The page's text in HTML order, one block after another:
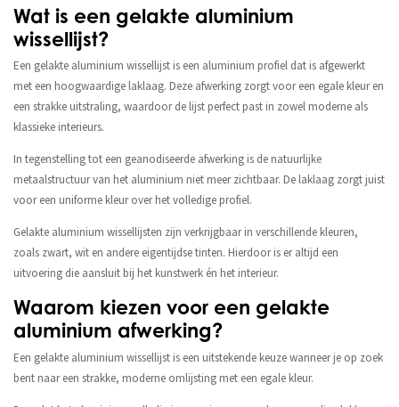
Wat is een gelakte aluminium
wissellijst?
Een gelakte aluminium wissellijst is een aluminium profiel dat is afgewerkt
met een hoogwaardige laklaag. Deze afwerking zorgt voor een egale kleur en
een strakke uitstraling, waardoor de lijst perfect past in zowel moderne als
klassieke interieurs.
In tegenstelling tot een geanodiseerde afwerking is de natuurlijke
metaalstructuur van het aluminium niet meer zichtbaar. De laklaag zorgt juist
voor een uniforme kleur over het volledige profiel.
Gelakte aluminium wissellijsten zijn verkrijgbaar in verschillende kleuren,
zoals zwart, wit en andere eigentijdse tinten. Hierdoor is er altijd een
uitvoering die aansluit bij het kunstwerk én het interieur.
Waarom kiezen voor een gelakte
aluminium afwerking?
Een gelakte aluminium wissellijst is een uitstekende keuze wanneer je op zoek
bent naar een strakke, moderne omlijsting met een egale kleur.